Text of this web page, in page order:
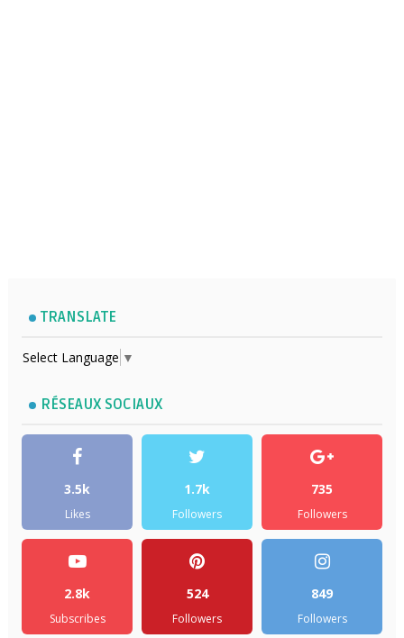
TRANSLATE
Select Language ▼
RÉSEAUX SOCIAUX
3.5k
Likes
1.7k
Followers
735
Followers
2.8k
Subscribes
524
Followers
849
Followers